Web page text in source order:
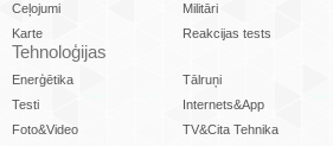
Ceļojumi
Militāri
Karte
Reakcijas tests
Tehnoloģijas
Enerģētika Tālruņi
Testi
Internets&App
Foto&Video
TV&Cita Tehnika